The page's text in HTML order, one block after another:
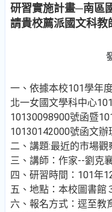
研習實施計畫─南區
請貴校薦派國文科教
一、依據本校101學年
北一女國文學科中心
10130098900號函暨
10130142000號函文辦
二、講題:最近的市場觀
三、講師：作家--劉克
四、研習時間：101年
五、地點：本校
六、報名方式：逕至教